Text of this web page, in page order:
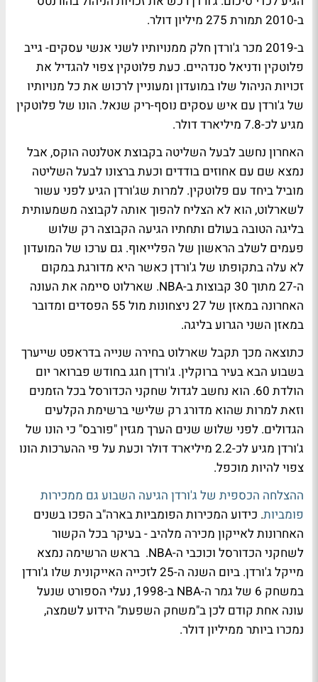
ב-2010 תמורת 275 מיליון דולר.
ב-2019 מכר ג'ורדן חלק ממנויותיו לשני אנשי עסקים- גייב
פלוטקין ודניאל סנדהיים. כעת פלוטקין צפוי להגדיל את
זכויות הניהול שלו במועדון ומעוניין לרכוש את כל מנויותיו
של ג'ורדן עם איש עסקים נוסף-ריק שנאל. הונו של פלוטקין
מגיע לכ-7.8 מיליארד דולר.
האחרון נחשב לבעל השליטה בקבוצת אטלנטה הוקס, אבל
נמצא שם עם אחוזים בודדים וכעת ברצונו לבעל השליטה
מוביל ביחד עם פלוטקין. למרות שג'ורדן הגיע לפני עשור
לשארלוט, הוא לא הצליח להפוך אותה לקבוצה משמעותית
בליגה הטובה בעולם ותחתיו הגיעה הקבוצה רק שלוש
פעמים לשלב הראשון של הפלייאוף. גם ערכו של המועדון
לא עלה בתקופתו של ג'ורדן כאשר היא מדורגת במקום
ה-27 מתוך 30 קבוצות ב-NBA. שארלוט סיימה את העונה
האחרונה במאזן של 27 ניצחונות מול 55 הפסדים ומדובר
במאזן השני הגרוע בליגה.
כתוצאה מכך תקבל שארלוט בחירה שנייה בדראפט שייערך
בשבוע הבא בעיר ברוקלין. ג'ורדן חגג בחודש פברואר יום
הולדת 60. הוא נחשב לגדול שחקני הכדורסל בכל הזמנים
וזאת למרות שהוא מדורג רק שלישי ברשימת הקלעים
הגדולים. לפני שלוש שנים הערך מגזין "פורבס" כי הונו של
ג'ורדן מגיע לכ-2.2 מיליארד דולר וכעת על פי ההערכות הונו
צפוי להיות מוכפל.
ההצלחה הכספית של ג'ורדן הגיעה השבוע גם ממכירות
פומביות. כידוע המכירות הפומביות בארה"ב הפכו בשנים
האחרונות לאייקון מכירה מלהיב - בעיקר בכל הקשור
לשחקני הכדורסל וכוכבי ה-NBA. בראש הרשימה נמצא
מייקל ג'ורדן. ביום השנה ה-25 לזכייה האייקונית שלו ג'ורדן
במשחק 6 של גמר ה-NBA ב-1998, נעלי הספורט שנעל
עונה אחת קודם לכן ב"משחק השפעת" הידוע לשמצה,
נמכרו ביותר ממיליון דולר.